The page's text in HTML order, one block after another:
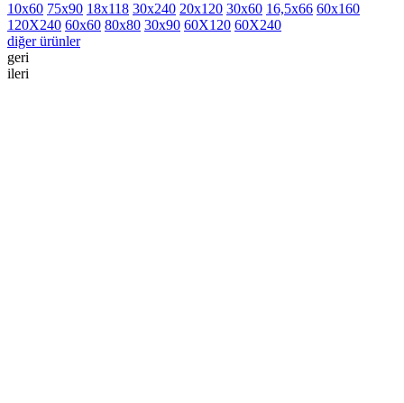
10x60 75x90 18x118 30x240 20x120 30x60 16,5x66 60x160
120X240 60x60 80x80 30x90 60X120 60X240
diğer ürünler
geri
ileri